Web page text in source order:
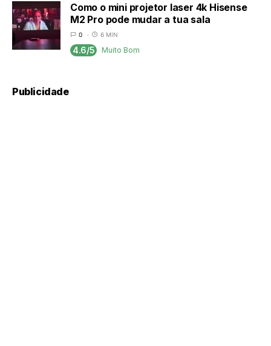
Como o mini projetor laser 4k Hisense
M2 Pro pode mudar a tua sala
0 6 MIN
4.6/5 Muito Bom
Publicidade